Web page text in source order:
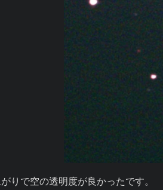
りで空の透明度が良かったです。